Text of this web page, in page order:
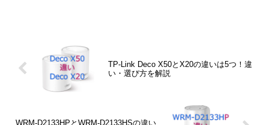
TP-Link Deco X50とX20の違いは5つ！違
い・選び方を解説
WRM-D2133HPとWRM-D2133HSの違い